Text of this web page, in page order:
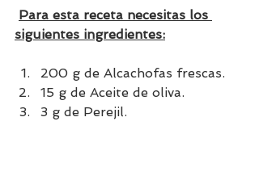
Para esta receta necesitas los
siguientes ingredientes:
200 g de Alcachofas frescas.
15 g de Aceite de oliva.
3 g de Perejil.